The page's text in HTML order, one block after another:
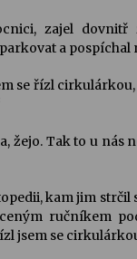
recitál Michala
3. 7. 2026
30. 6. 2026
zajel dovnitř
a
se řízl
žejo. Tak to u nás
kam jim strčil
ručníkem
jsem se